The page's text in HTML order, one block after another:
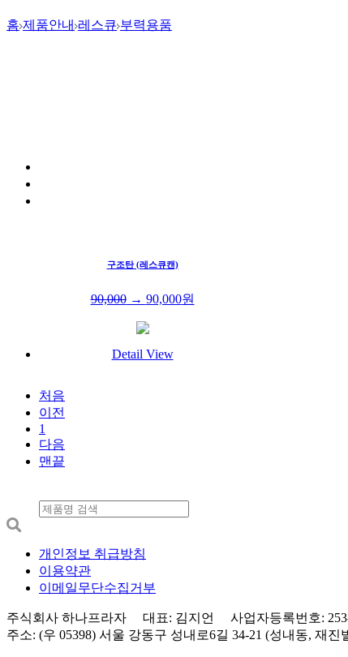
홈 제품안내 레스큐 부력용품
구조탄 (레스큐캔)
90,000→ 90,000원
Detail View
처음
이전
1
다음
맨끝
개인정보 취급방침
이용약관
이메일무단수집거부
주식회사 하나프라자 대표: 김지언 사업자등록번호:
주소: (우 05398) 서울 강동구 성내로6길 34-21 (성내동, 재